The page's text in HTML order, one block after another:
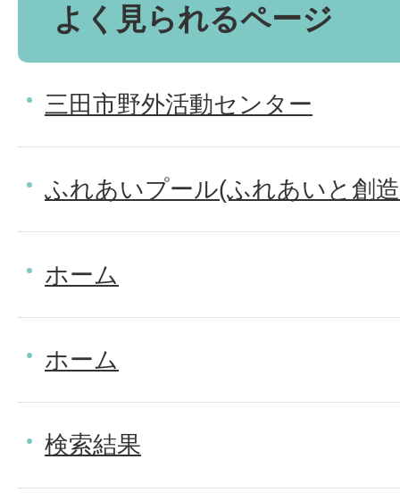
よく見られるページ
三田市野外活動センター
ふれあいプール(ふれあいと創
ホーム
ホーム
検索結果